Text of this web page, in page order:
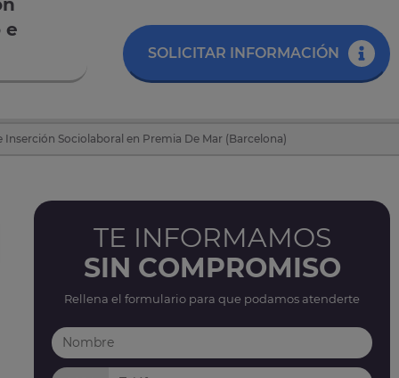
e
SOLICITAR INFORMACIÓN
Sociolaboral en Premia De Mar (Barcelona)
TE INFORMAMOS
SIN COMPROMISO
Rellena el formulario para que podamos atenderte